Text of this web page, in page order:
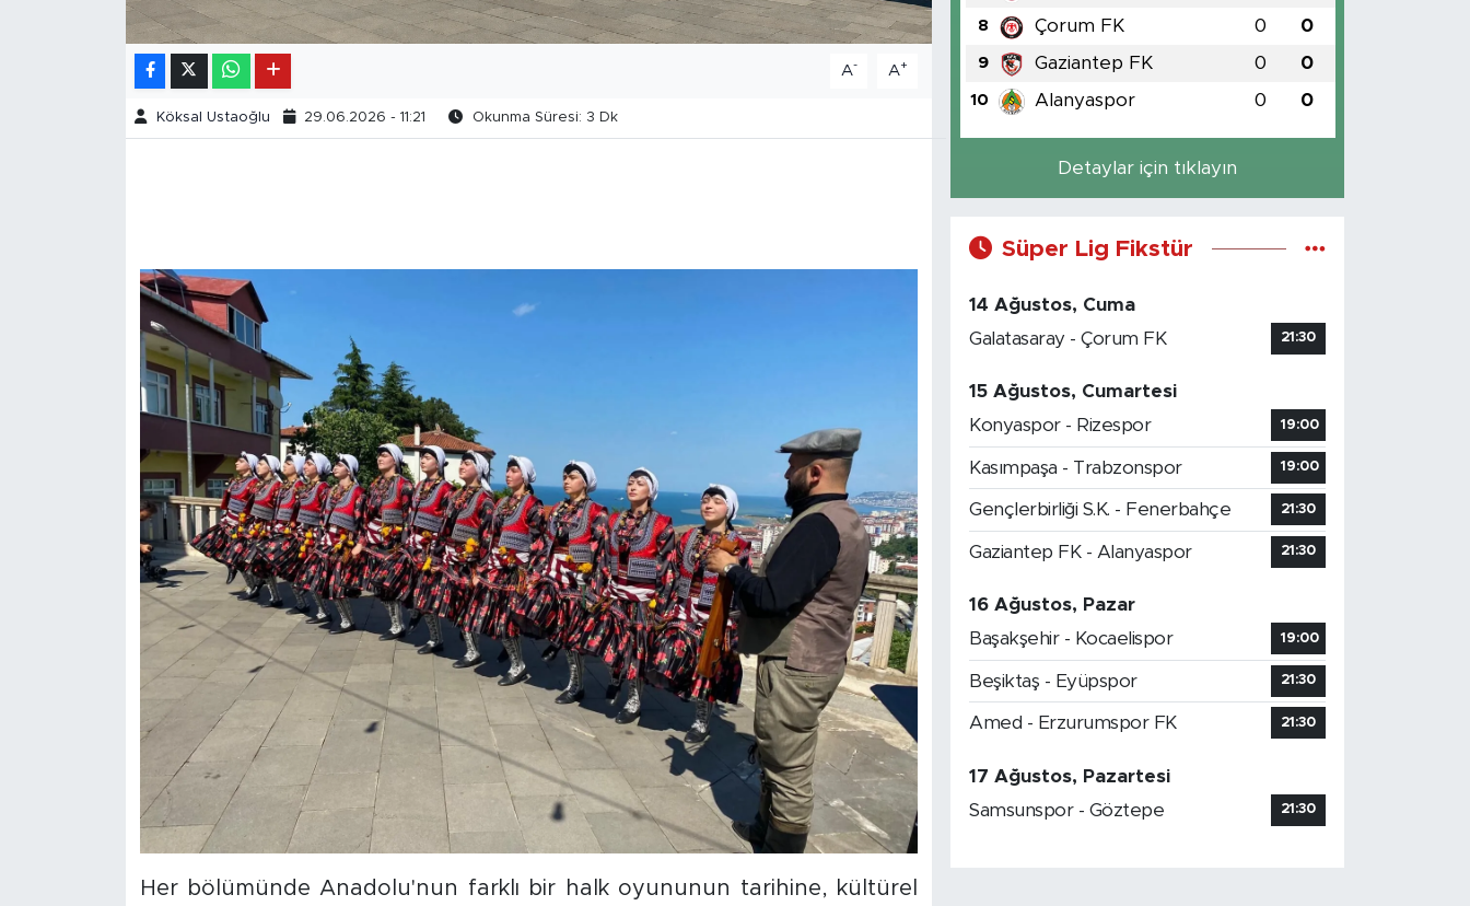
A- A+
Köksal Ustaoğlu 29.06.2026 - 11:21 Okunma Süresi: 3 Dk
Her bölümünde Anadolu'nun farklı bir halk oyununun tarihine, kültürel
8 Çorum FK 0 0
9 Gaziantep FK 0 0
10 Alanyaspor 0 0
Detaylar için tıklayın
Süper Lig Fikstür
14 Ağustos, Cuma
Galatasaray - Çorum FK
21:30
15 Ağustos, Cumartesi
Konyaspor - Rizespor
19:00
Kasımpaşa - Trabzonspor 19:00
Gençlerbirliği S.K. - Fenerbahçe 21:30
Gaziantep FK - Alanyaspor 21:30
16 Ağustos, Pazar
Başakşehir - Kocaelispor
19:00
Beşiktaş - Eyüpspor 21:30
Amed - Erzurumspor FK 21:30
17 Ağustos, Pazartesi
Samsunspor - Göztepe
21:30